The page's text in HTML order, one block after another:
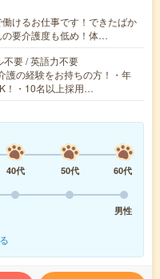
けるお仕事です！できたばか
の要介護度も低め！体…
不要 / 英語力不要
護の経験をお持ちの方！・年
！・10名以上採用…
40代 50代
60代
男性